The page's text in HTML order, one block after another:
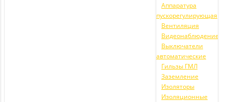
Аппаратура
пускорегулирующая
Вентиляция
Видеонаблюдение
Выключатели
автоматические
Гильзы ГМЛ
Заземление
Изоляторы
Изоляционные